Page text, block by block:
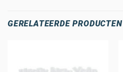
GERELATEERDE PRODUCTEN